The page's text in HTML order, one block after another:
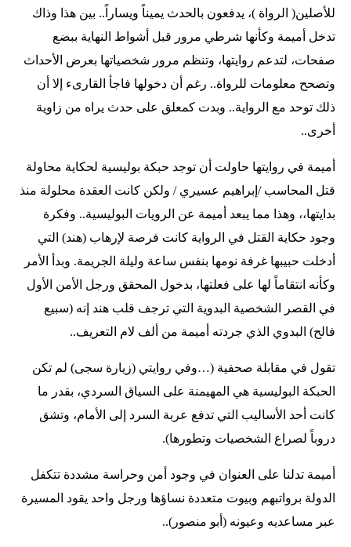
للأصلين( الرواة )، يدفعون بالحدث يميناً ويساراً.. بين هذا وذاك
تدخل أميمة وكأنها شرطي مرور قبل أشواط النهاية ببضع
صفحات، لتدعم روايتها، وتنظم مرور شخصياتها بعرض الأحداث
وتصحح معلومات للرواة.. رغم أن دخولها فاجأ القارىء إلا أن
ذلك توحد مع الرواية.. وبدت كمعلق على حدث يراه من زاوية
أخرى..
أميمة في روايتها حاولت أن توجد حبكة بوليسية لحكاية محاولة
قتل المحاسب /إبراهيم عسيري / ولكن كانت العقدة محلولة منذ
بدايتها،، وهذا مما يبعد أميمة عن الرويات البوليسية.. وفكرة
وجود حكاية القتل في الرواية كانت فرصة لإرهاب (هند) التي
أدخلت حبيبها غرفة نومها بنفس ساعة وليلة الجريمة. وبدأ الأمر
وكأنه انتقاماً لها على فعلتها، بدخول المحقق ورجل الأمن الأول
في القصر الشخصية البدوية التي ترجف قلب هند إنه (سبيع
فالح) البدوي الذي جردته أميمة من ألف لام التعريف..
تقول في مقابلة صحفية (…وفي روايتي (زيارة سجى) لم تكن
الحبكة البوليسية هي المهيمنة على السياق السردي، بقدر ما
كانت أحد الأساليب التي تدفع عربة السرد إلى الأمام، وتشق
دروباً لصراع الشخصيات وتطورها).
أميمة تدلنا على العنوان في وجود أمن وحراسة مشددة تتكفل
الدولة برواتبهم وبيوت متعددة نساؤها ورجل واحد يقود المسيرة
عبر مساعديه وعيونه (أبو منصور)..